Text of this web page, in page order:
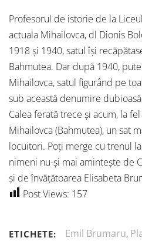
Profesorul de istorie de la
actuala Mihailovca, dl Dionis
1918 şi 1940, satul îşi
Bahmutea. Dar după 1940,
Mihailovca, satul figurând pe
sub această denumire
Calea ferată trece şi acum, la
Mihailovca (Bahmutea), un sat
locuitori. Poţi merge cu trenul
nimeni nu-şi mai aminteşte de
şi de învăţătoarea Elisabeta
Post Views: 157
ETICHETE: Emil Brumaru,